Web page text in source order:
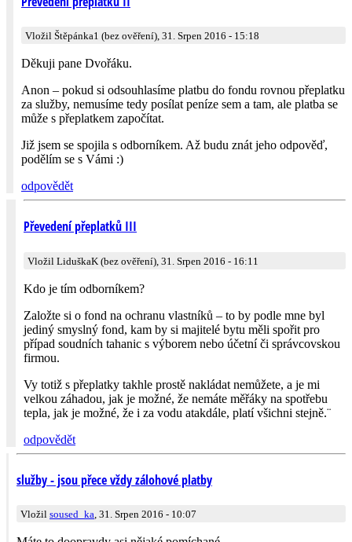
Vložil Štěpánka1 (bez ověření), 31. Srpen 2016 - 15:18
Děkuji pane Dvořáku.
Anon – pokud si odsouhlasíme platbu do fondu rovnou přeplatku
za služby, nemusíme tedy posílat peníze sem a tam, ale platba se
může s přeplatkem započítat.
Již jsem se spojila s odborníkem. Až budu znát jeho odpověď,
podělím se s Vámi :)
odpovědět
Převedení přeplatků III
Vložil LiduškaK (bez ověření), 31. Srpen 2016 - 16:11
Kdo je tím odborníkem?
Založte si o fond na ochranu vlastníků – to by podle mne byl
jediný smyslný fond, kam by si majitelé bytu měli spořit pro
případ soudních tahanic s výborem nebo účetní či správcovskou
firmou.
Vy totiž s přeplatky takhle prostě nakládat nemůžete, a je mi
velkou záhadou, jak je možné, že nemáte měřáky na spotřebu
tepla, jak je možné, že i za vodu atakdále, platí všichni stejně.¨
odpovědět
služby - jsou přece vždy zálohové platby
Vložil soused_ka, 31. Srpen 2016 - 10:07